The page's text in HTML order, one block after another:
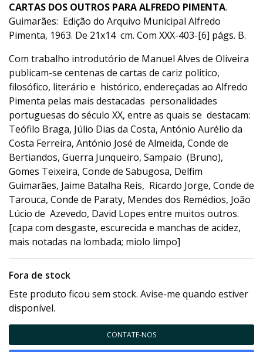
CARTAS DOS OUTROS PARA ALFREDO PIMENTA.
Guimarães: Edição do Arquivo Municipal Alfredo
Pimenta, 1963. De 21x14 cm. Com XXX-403-[6] págs. B.
Com trabalho introdutório de Manuel Alves de Oliveira
publicam-se centenas de cartas de cariz politico,
filosófico, literário e histórico, endereçadas ao Alfredo
Pimenta pelas mais destacadas personalidades
portuguesas do século XX, entre as quais se destacam:
Teófilo Braga, Júlio Dias da Costa, António Aurélio da
Costa Ferreira, António José de Almeida, Conde de
Bertiandos, Guerra Junqueiro, Sampaio (Bruno),
Gomes Teixeira, Conde de Sabugosa, Delfim
Guimarães, Jaime Batalha Reis, Ricardo Jorge, Conde de
Tarouca, Conde de Paraty, Mendes dos Remédios, João
Lúcio de Azevedo, David Lopes entre muitos outros.
[capa com desgaste, escurecida e manchas de acidez,
mais notadas na lombada; miolo limpo]
Fora de stock
Este produto ficou sem stock. Avise-me quando estiver
disponível.
CONTATE-NOS